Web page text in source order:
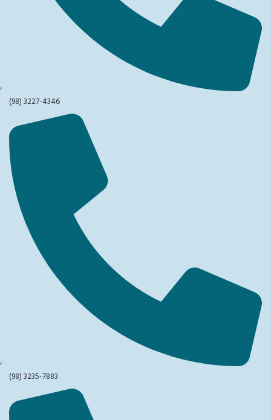
(98) 3227-4346
(98) 3235-7883